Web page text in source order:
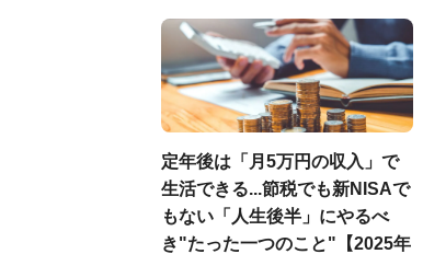
定年後は「月5万円の収入」で
生活できる...節税でも新NISAで
もない「人生後半」にやるべ
き"たった一つのこと"【2025年